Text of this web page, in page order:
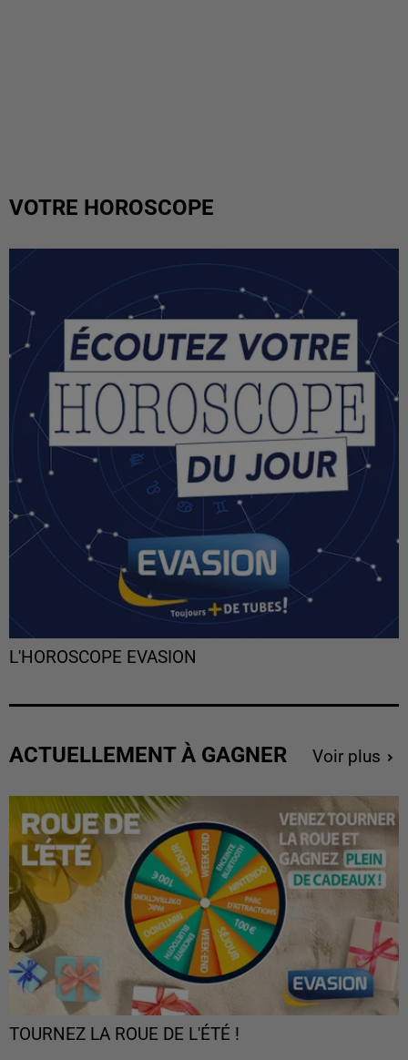
VOTRE HOROSCOPE
L'HOROSCOPE EVASION
ACTUELLEMENT À GAGNER Voir plus
TOURNEZ LA ROUE DE L'ÉTÉ !